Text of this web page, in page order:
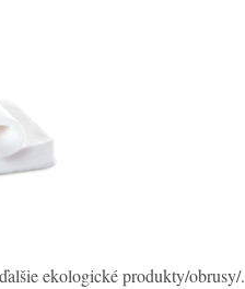
ekologické produkty/obrusy/.